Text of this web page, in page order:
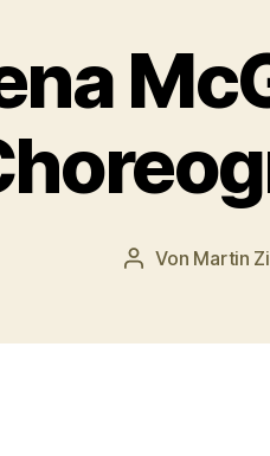
Beitragsautor
Von Martin